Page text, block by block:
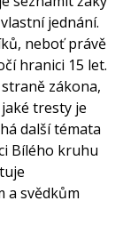
jednání.
neboť právě
hranici 15 let.
zákona,
tresty je
další témata
Bílého kruhu
a svědkům